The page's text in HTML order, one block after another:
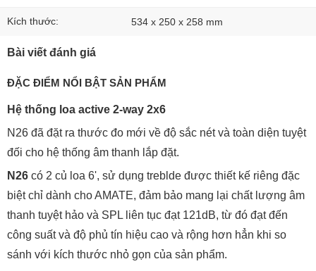
Kích thước: 534 x 250 x 258 mm
Bài viết đánh giá
ĐẶC ĐIỂM NỔI BẬT SẢN PHẨM
Hệ thống loa active 2-way 2x6
N26 đã đặt ra thước đo mới về độ sắc nét và toàn diện tuyệt
đối cho hệ thống âm thanh lắp đặt.
N26 có 2 củ loa 6', sử dụng treblde được thiết kế riêng đặc
biệt chỉ dành cho AMATE, đảm bảo mang lại chất lượng âm
thanh tuyệt hảo và SPL liên tục đạt 121dB, từ đó đạt đến
công suất và độ phủ tín hiệu cao và rộng hơn hẳn khi so
sánh với kích thước nhỏ gọn của sản phẩm.